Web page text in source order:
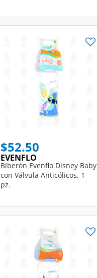
$52.50
EVENFLO
Biberón Evenflo Disney Baby
con Válvula Anticólicos, 1
pz.